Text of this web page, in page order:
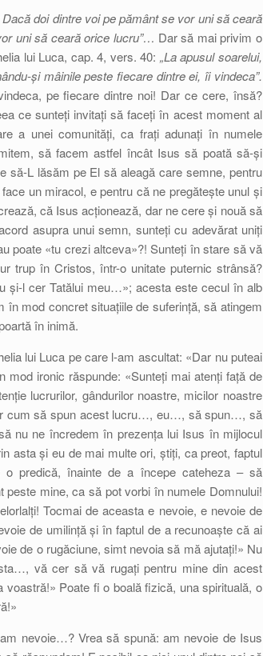
doi dintre voi pe pământ se vor uni să ceară
uni să ceară orice lucru”… Dar să mai privim o
lui Luca, cap. 4, vers. 40: „La apusul soarelui,
și mâinile peste fiecare dintre ei, îi vindeca”.
pe fiecare dintre noi! Dar ce cere, însă?
ce sunteți invitați să faceți în acest moment al
a unei comunități, ca frați adunați în numele
să facem astfel încât Isus să poată să-și
să-L lăsăm pe El să aleagă care semne, pentru
un miracol, e pentru că ne pregătește unul și
că Isus acționează, dar ne cere și nouă să
asupra unui semn, sunteți cu adevărat uniți
poate «tu crezi altceva»?! Sunteți în stare să vă
trup în Cristos, într-o unitate puternic strânsă?
și-l cer Tatălui meu…»; acesta este cecul în alb
mod concret situațiile de suferință, să atingem
în inimă.
lui Luca pe care l-am ascultat: «Dar nu puteai
ironic răspunde: «Sunteți mai atenți față de
lucrurilor, gândurilor noastre, micilor noastre
cum să spun acest lucru…, eu…, să spun…, să
nu ne încredem în prezența lui Isus în mijlocul
asta și eu de mai multe ori, știți, ca preot, faptul
predică, înainte de a începe cateheza – să
mine, ca să pot vorbi în numele Domnului!
Tocmai de aceasta e nevoie, e nevoie de
de umilință și în faptul de a recunoaște că ai
de o rugăciune, simt nevoia să mă ajutați!» Nu
vă cer să vă rugați pentru mine din acest
Poate fi o boală fizică, una spirituală, o
nevoie…? Vrea să spună: am nevoie de Isus